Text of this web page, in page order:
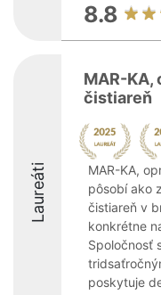
8.8
Laureáti
MAR-KA,
čistiareň
MAR-KA,
pôsobí ako
čistiareň v
konkrétne
Spoločnosť
poskytuje